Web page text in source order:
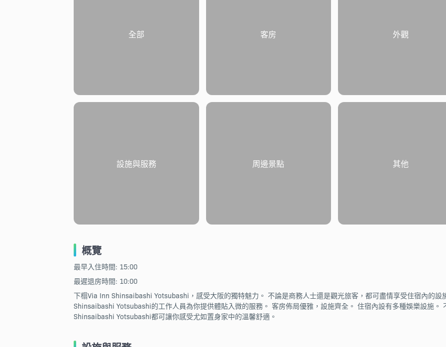
全部 客房 外觀
設施與服務 周邊景點 其他
概覽
最早入住時間: 15:00
最遲退房時間: 10:00
下榻Via Inn Shinsaibashi Yotsubashi，感受大阪的獨特魅力。 不論是商務人士還是觀光旅客，都可盡情享受住宿內的
Shinsaibashi Yotsubashi的工作人員為你提供體貼入微的服務。 客房佈局優雅，設施齊全。 住宿內設有多種娛樂設施。
Shinsaibashi Yotsubashi都可讓你感受尤如置身家中的溫馨舒適。